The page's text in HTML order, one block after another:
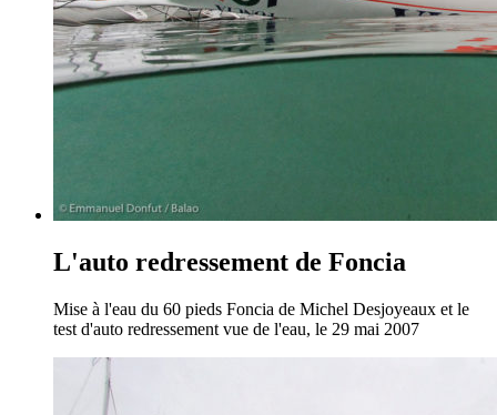
L'auto redressement de Foncia
Mise à l'eau du 60 pieds Foncia de Michel Desjoyeaux et le
test d'auto redressement vue de l'eau, le 29 mai 2007